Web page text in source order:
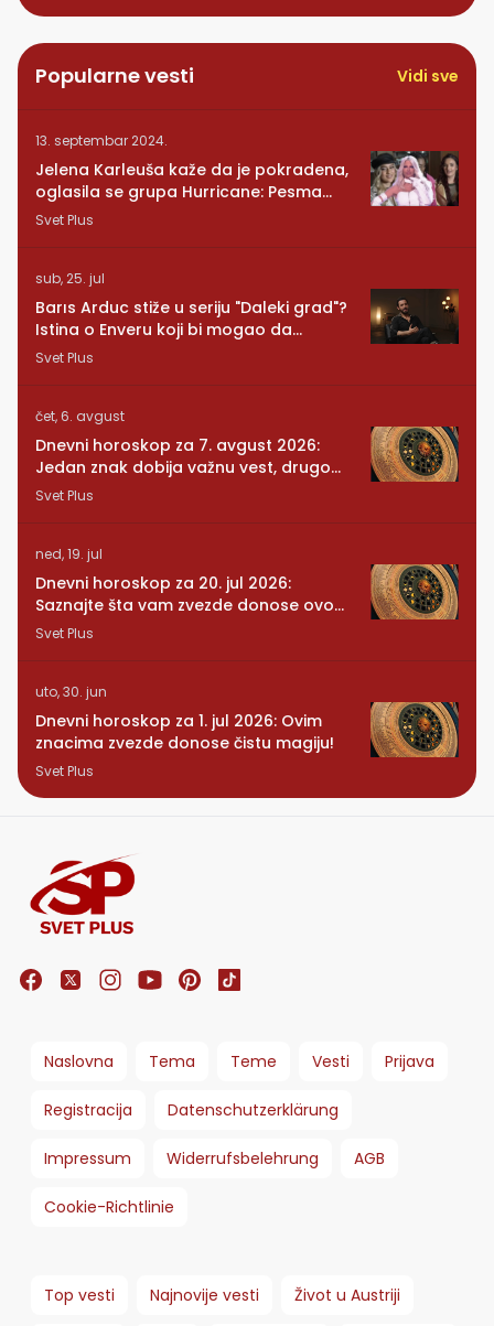
Popularne vesti Vidi sve
13. septembar 2024.
Jelena Karleuša kaže da je pokradena,
oglasila se grupa Hurricane: Pesma
RUNDE je naša!
Svet Plus
sub, 25. jul
Barıs Arduc stiže u seriju "Daleki grad"?
Istina o Enveru koji bi mogao da
promeni sve
Svet Plus
čet, 6. avgust
Dnevni horoskop za 7. avgust 2026:
Jedan znak dobija važnu vest, drugom
se vraća osoba iz prošlosti
Svet Plus
ned, 19. jul
Dnevni horoskop za 20. jul 2026:
Saznajte šta vam zvezde donose ovog
ponedeljka
Svet Plus
uto, 30. jun
Dnevni horoskop za 1. jul 2026: Ovim
znacima zvezde donose čistu magiju!
Svet Plus
Naslovna Tema Teme Vesti Prijava
Registracija Datenschutzerklärung
Impressum Widerrufsbelehrung AGB
Cookie-Richtlinie
Top vesti Najnovije vesti Život u Austriji